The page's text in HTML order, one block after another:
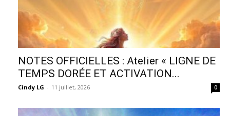
NOTES OFFICIELLES : Atelier « LIGNE DE
TEMPS DORÉE ET ACTIVATION...
Cindy LG - 11 juillet, 2026 0